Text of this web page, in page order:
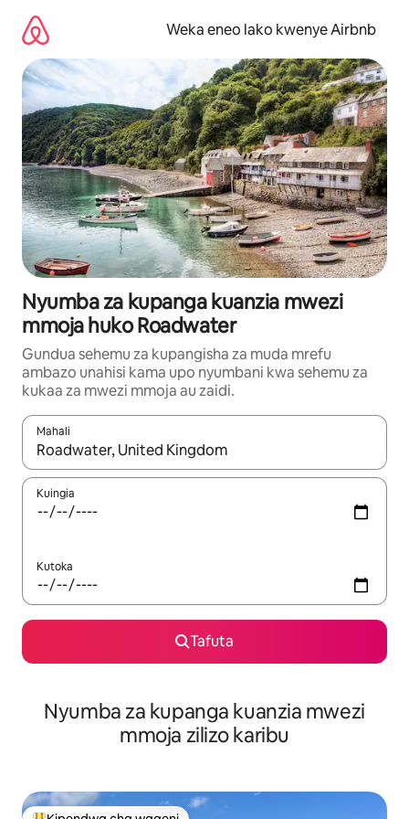
kwenda
kwenye
maudhui
Weka eneo lako kwenye Airbnb
Nyumba za kupanga kuanzia mwezi
mmoja huko Roadwater
Gundua sehemu za kupangisha za muda mrefu
ambazo unahisi kama upo nyumbani kwa sehemu za
kukaa za mwezi mmoja au zaidi.
Mahali
Wakati matokeo yanapatikana, vinjari kwa kutumia vitufe vya
Kuingia
Kutoka
Tafuta
Nyumba za kupanga kuanzia mwezi
mmoja zilizo karibu